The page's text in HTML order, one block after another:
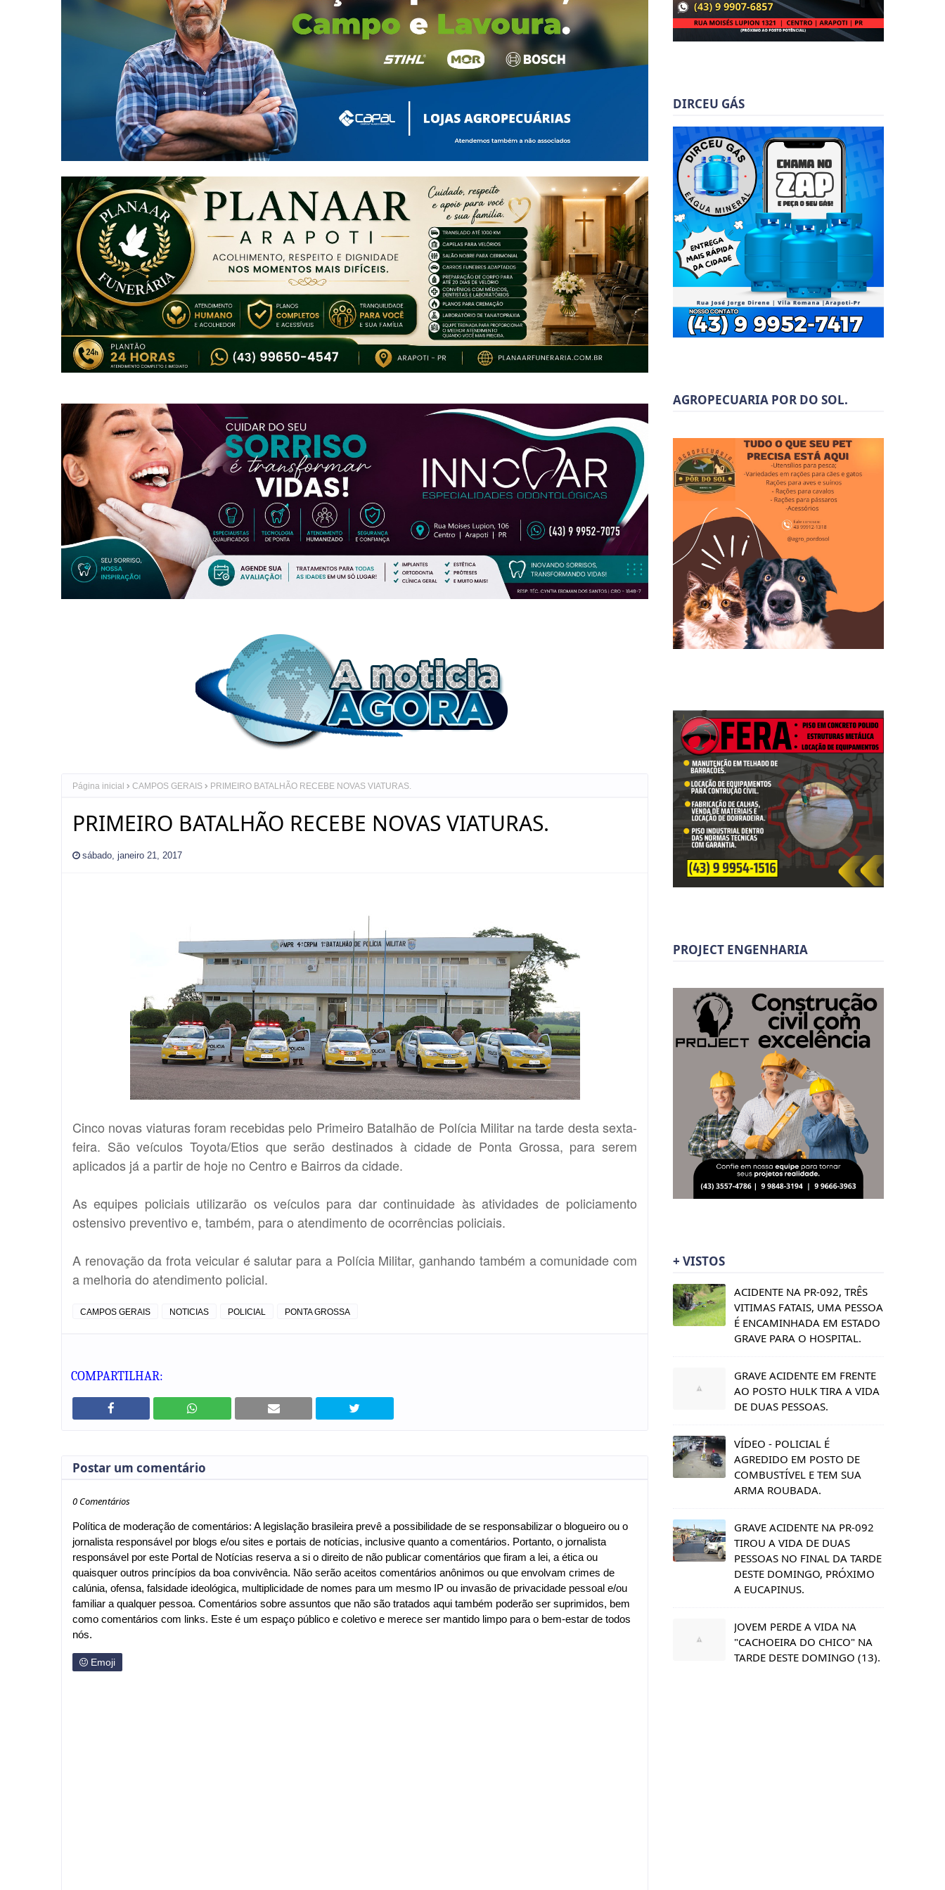
Página inicial CAMPOS GERAIS PRIMEIRO BATALHÃO RECEBE NOVAS VIATURAS.
PRIMEIRO BATALHÃO RECEBE NOVAS VIATURAS.
sábado, janeiro 21, 2017
Cinco novas viaturas foram recebidas pelo Primeiro Batalhão de Polícia Militar na tarde desta sexta-
feira. São veículos Toyota/Etios que serão destinados à cidade de Ponta Grossa, para serem
aplicados já a partir de hoje no Centro e Bairros da cidade.
As equipes policiais utilizarão os veículos para dar continuidade às atividades de policiamento
ostensivo preventivo e, também, para o atendimento de ocorrências policiais.
A renovação da frota veicular é salutar para a Polícia Militar, ganhando também a comunidade com
a melhoria do atendimento policial.
CAMPOS GERAIS NOTICIAS POLICIAL PONTA GROSSA
COMPARTILHAR:
Postar um comentário
0 Comentários
Política de moderação de comentários: A legislação brasileira prevê a possibilidade de se responsabilizar o blogueiro ou o
jornalista responsável por blogs e/ou sites e portais de notícias, inclusive quanto a comentários. Portanto, o jornalista
responsável por este Portal de Notícias reserva a si o direito de não publicar comentários que firam a lei, a ética ou
quaisquer outros princípios da boa convivência. Não serão aceitos comentários anônimos ou que envolvam crimes de
calúnia, ofensa, falsidade ideológica, multiplicidade de nomes para um mesmo IP ou invasão de privacidade pessoal e/ou
familiar a qualquer pessoa. Comentários sobre assuntos que não são tratados aqui também poderão ser suprimidos, bem
como comentários com links. Este é um espaço público e coletivo e merece ser mantido limpo para o bem-estar de todos
nós.
Emoji
DIRCEU GÁS
AGROPECUARIA POR DO SOL.
PROJECT ENGENHARIA
+ VISTOS
ACIDENTE NA PR-092, TRÊS
VITIMAS FATAIS, UMA PESSOA
É ENCAMINHADA EM ESTADO
GRAVE PARA O HOSPITAL.
GRAVE ACIDENTE EM FRENTE
AO POSTO HULK TIRA A VIDA
DE DUAS PESSOAS.
VÍDEO - POLICIAL É
AGREDIDO EM POSTO DE
COMBUSTÍVEL E TEM SUA
ARMA ROUBADA.
GRAVE ACIDENTE NA PR-092
TIROU A VIDA DE DUAS
PESSOAS NO FINAL DA TARDE
DESTE DOMINGO, PRÓXIMO
A EUCAPINUS.
JOVEM PERDE A VIDA NA
"CACHOEIRA DO CHICO" NA
TARDE DESTE DOMINGO (13).